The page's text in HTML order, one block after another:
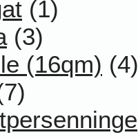
(1)
(3)
(16qm) (4)